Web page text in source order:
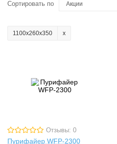
Сортировать по
1100х260х350
Отзывы: 0
Пурифайер WFP-2300